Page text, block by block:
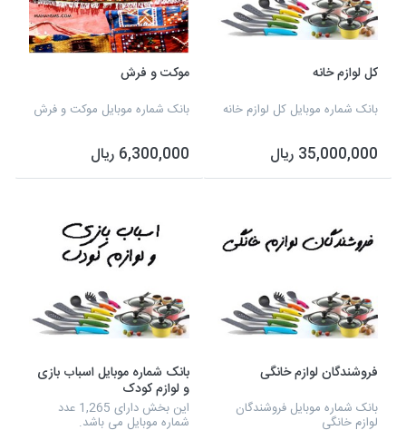
کل لوازم خانه
بانک شماره موبایل کل لوازم خانه
35,000,000 ریال
موکت و فرش
بانک شماره موبایل موکت و فرش
6,300,000 ریال
فروشندگان لوازم خانگی
بانک شماره موبایل فروشندگان
لوازم خانگی
بانک شماره موبایل اسباب بازی
و لوازم کودک
این بخش دارای 1,265 عدد
شماره موبایل می باشد.